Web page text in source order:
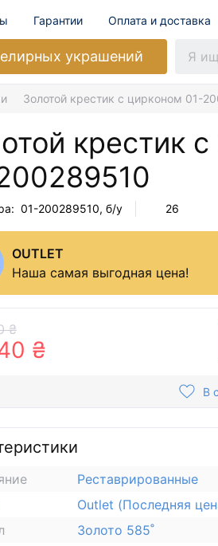
Гарантии Оплата и доставка
украшений
Золотой крестик с цирконом 01-
крестик
01-200289510, б/у 26
OUTLET
Наша самая выгодная цена!
₴
₴
В
Реставрированные
Outlet (Последняя
Золото 585˚